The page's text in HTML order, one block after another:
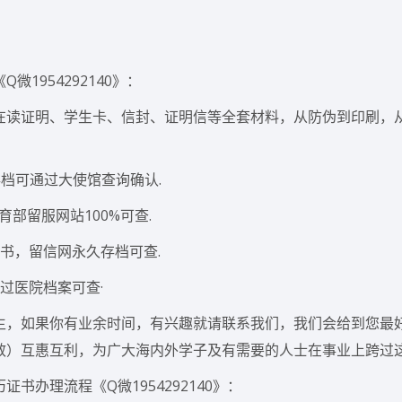
微1954292140》：
证明、学生卡、信封、证明信等全套材料，从防伪到印刷，
可通过大使馆查询确认.
部留服网站100%可查.
，留信网永久存档可查.
医院档案可查·
如果你有业余时间，有兴趣就请联系我们，我们会给到您最
互惠互利，为广大海内外学子及有需要的人士在事业上跨过
书办理流程《Q微1954292140》：